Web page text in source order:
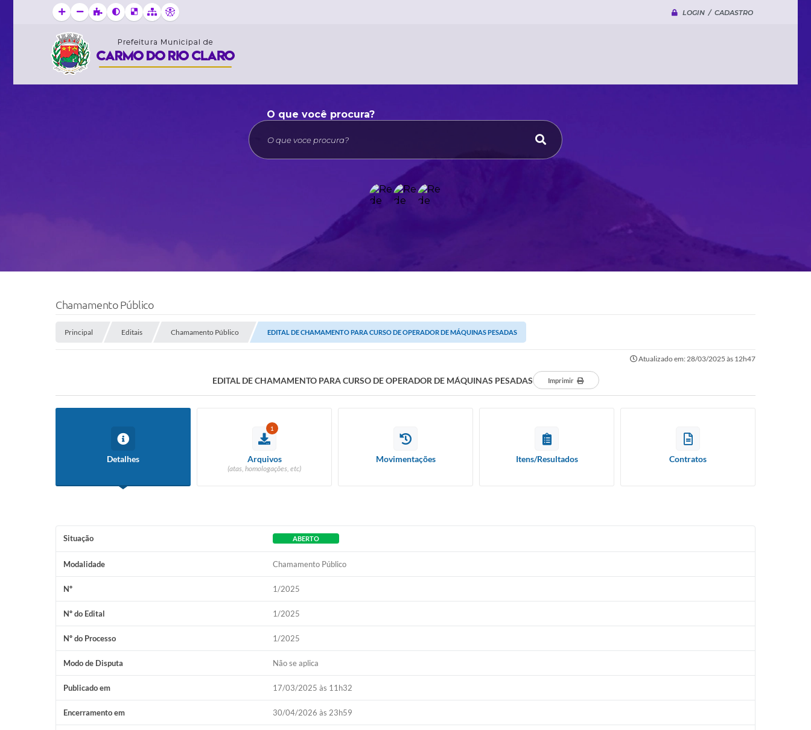
LOGIN / CADASTRO
O que voce procura?
Chamamento Público
Principal Editais Chamamento Público EDITAL DE CHAMAMENTO PARA CURSO DE OPERADOR DE MÁQUINAS PESADAS
Atualizado em: 28/03/2025 às 12h47
EDITAL DE CHAMAMENTO PARA CURSO DE OPERADOR DE MÁQUINAS PESADAS Imprimir
Detalhes
1
Arquivos
(atas, homologações, etc)
Movimentações Itens/Resultados Contratos
Situação ABERTO
Modalidade Chamamento Público
Nº 1/2025
Nº do Edital 1/2025
Nº do Processo 1/2025
Modo de Disputa Não se aplica
Publicado em 17/03/2025 às 11h32
Encerramento em 30/04/2026 às 23h59